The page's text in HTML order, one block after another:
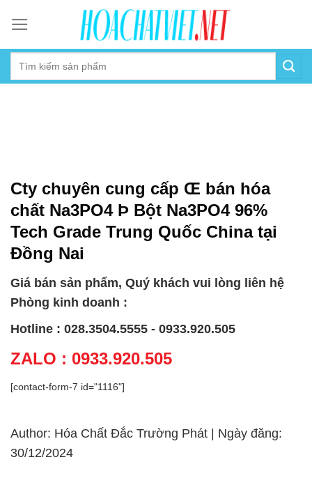
content
Cty chuyên cung cấp Œ bán hóa
chất Na3PO4 Þ Bột Na3PO4 96%
Tech Grade Trung Quốc China tại
Đồng Nai
Giá bán sản phẩm, Quý khách vui lòng liên hệ
Phòng kinh doanh :
Hotline : 028.3504.5555 - 0933.920.505
ZALO : 0933.920.505
[contact-form-7 id="1116"]
Author: Hóa Chất Đắc Trường Phát | Ngày đăng:
30/12/2024